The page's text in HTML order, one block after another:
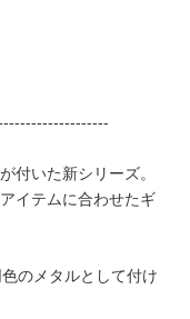
付いた新シリーズ。
イテムに合わせたギ
のメタルとして付け